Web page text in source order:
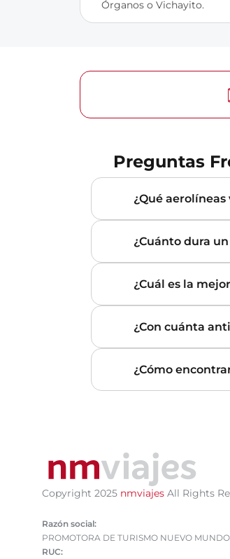
Órganos o Vichayito.
Preguntas
¿Qué
¿Cuánto dura
¿Cuál es la
¿Con cuánta
¿Cómo
Copyright 2025 nmviajes All Rights
Razón social:
PROMOTORA DE TURISMO NUEVO MUNDO
RUC: